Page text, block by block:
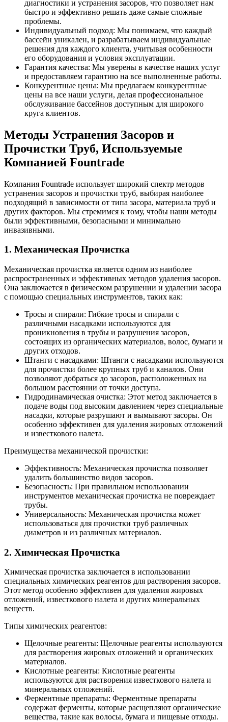
диагностики и устранения засоров, что позволяет нам
быстро и эффективно решать даже самые сложные
проблемы.
Индивидуальный подход: Мы понимаем, что каждый
бассейн уникален, и разрабатываем индивидуальные
решения для каждого клиента, учитывая особенности
его оборудования и условия эксплуатации.
Гарантия качества: Мы уверены в качестве наших услуг
и предоставляем гарантию на все выполненные работы.
Конкурентные цены: Мы предлагаем конкурентные
цены на все наши услуги, делая профессиональное
обслуживание бассейнов доступным для широкого
круга клиентов.
Методы Устранения Засоров и
Прочистки Труб, Используемые
Компанией Fountrade
Компания Fountrade использует широкий спектр методов
устранения засоров и прочистки труб, выбирая наиболее
подходящий в зависимости от типа засора, материала труб и
других факторов. Мы стремимся к тому, чтобы наши методы
были эффективными, безопасными и минимально
инвазивными.
1. Механическая Прочистка
Механическая прочистка является одним из наиболее
распространенных и эффективных методов удаления засоров.
Она заключается в физическом разрушении и удалении засора
с помощью специальных инструментов, таких как:
Тросы и спирали: Гибкие тросы и спирали с
различными насадками используются для
проникновения в трубы и разрушения засоров,
состоящих из органических материалов, волос, бумаги и
других отходов.
Штанги с насадками: Штанги с насадками используются
для прочистки более крупных труб и каналов. Они
позволяют добраться до засоров, расположенных на
большом расстоянии от точки доступа.
Гидродинамическая очистка: Этот метод заключается в
подаче воды под высоким давлением через специальные
насадки, которые разрушают и вымывают засоры. Он
особенно эффективен для удаления жировых отложений
и известкового налета.
Преимущества механической прочистки:
Эффективность: Механическая прочистка позволяет
удалить большинство видов засоров.
Безопасность: При правильном использовании
инструментов механическая прочистка не повреждает
трубы.
Универсальность: Механическая прочистка может
использоваться для прочистки труб различных
диаметров и из различных материалов.
2. Химическая Прочистка
Химическая прочистка заключается в использовании
специальных химических реагентов для растворения засоров.
Этот метод особенно эффективен для удаления жировых
отложений, известкового налета и других минеральных
веществ.
Типы химических реагентов:
Щелочные реагенты: Щелочные реагенты используются
для растворения жировых отложений и органических
материалов.
Кислотные реагенты: Кислотные реагенты
используются для растворения известкового налета и
минеральных отложений.
Ферментные препараты: Ферментные препараты
содержат ферменты, которые расщепляют органические
вещества, такие как волосы, бумага и пищевые отходы.